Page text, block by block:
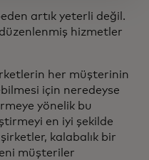
artık yeterli değil.
hizmetler
her müşterinin
için neredeyse
yönelik bu
en iyi şekilde
kalabalık bir
müşteriler